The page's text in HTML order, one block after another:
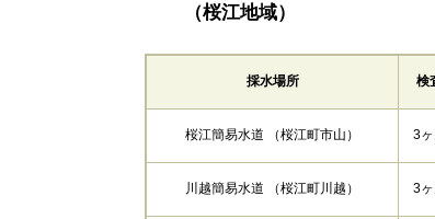
（桜江地域）
採水場所 検
桜江簡易水道 （桜江町市山） 3
川越簡易水道 （桜江町川越） 3